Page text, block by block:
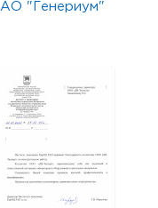
АО "Генериум"